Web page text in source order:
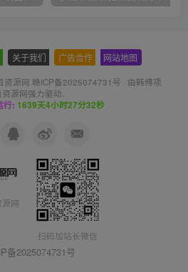
关于我们 广告合作 网站地图
资源网 赣ICP备2025074731号 · 由韩傅项
资源网强力驱动.
行: 1639天4小时27分32秒
网
扫码加站长微信
备2025074731号